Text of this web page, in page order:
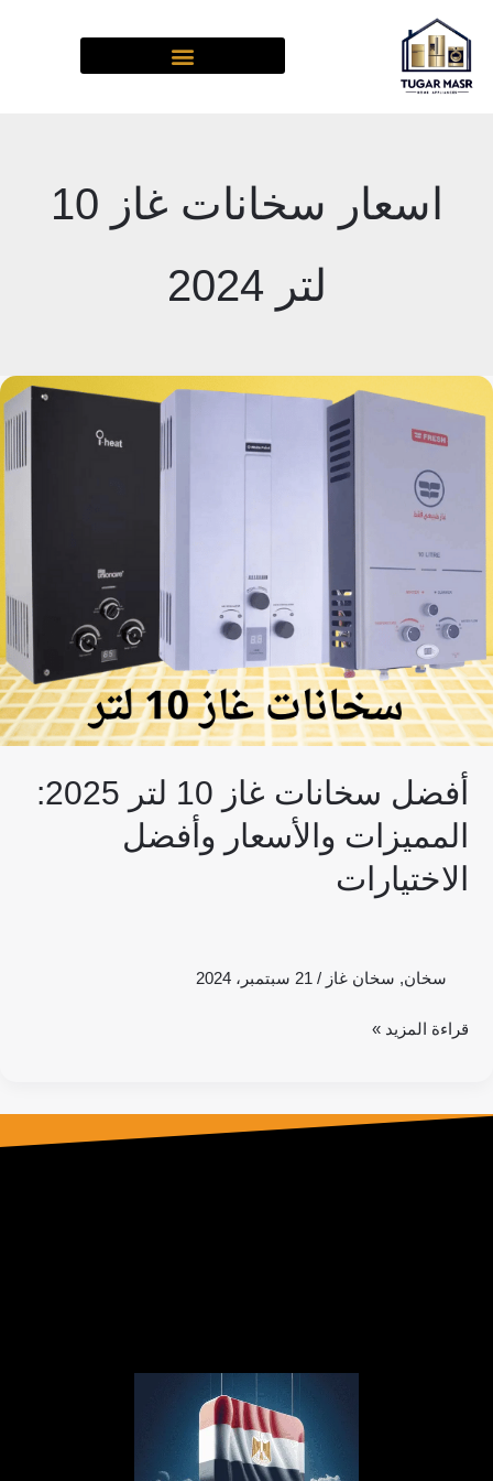
إلى
المحتوى
اسعار سخانات غاز 10
لتر 2024
أفضل سخانات غاز 10 لتر 2025:
المميزات والأسعار وأفضل
الاختيارات
سخان, سخان غاز / 21 سبتمبر، 2024
سخانات
غاز
المميزات
والأسعار
وأفضل
الاختيارات
قراءة المزيد »